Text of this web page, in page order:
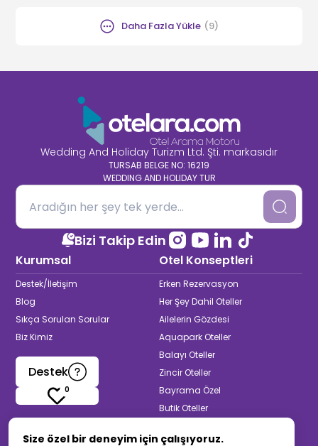
Daha Fazla Yükle (9)
Wedding And Holiday Turizm Ltd. Şti. markasıdır
TURSAB BELGE NO: 16219
WEDDING AND HOLIDAY TUR
Bizi Takip Edin
Kurumsal
Destek/İletişim
Blog
Sıkça Sorulan Sorular
Biz Kimiz
Destek
0
Otel Konseptleri
Erken Rezervasyon
Her Şey Dahil Oteller
Ailelerin Gözdesi
Aquapark Oteller
Balayı Oteller
Zincir Oteller
Bayrama Özel
Butik Oteller
Yetişkinlere Özel
Size özel bir deneyim için çalışıyoruz.